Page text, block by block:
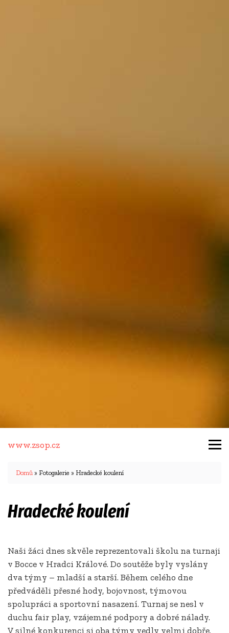
www.zsop.cz
Domů » Fotogalerie » Hradecké koulení
Hradecké koulení
Naši žáci dnes skvěle reprezentovali školu na turnaji
v Bocce v Hradci Králové. Do soutěže byly vyslány
dva týmy – mladší a starší. Během celého dne
předváděli přesné hody, bojovnost, týmovou
spolupráci a sportovní nasazení. Turnaj se nesl v
duchu fair play, vzájemné podpory a dobré nálady.
V silné konkurenci si oba týmy vedly velmi dobře.